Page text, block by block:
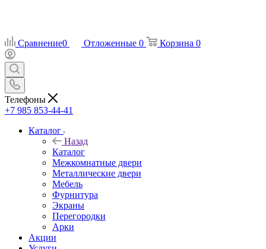
Сравнение0 Отложенные 0 Корзина 0
Телефоны
+7 985 853-44-41
Каталог
Назад
Каталог
Межкомнатные двери
Металлические двери
Мебель
Фурнитура
Экраны
Перегородки
Арки
Акции